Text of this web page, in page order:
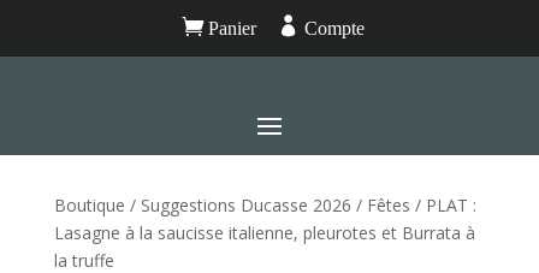
Panier  Compte
Boutique / Suggestions Ducasse 2026 / Fêtes / PLAT :
Lasagne à la saucisse italienne, pleurotes et Burrata à
la truffe